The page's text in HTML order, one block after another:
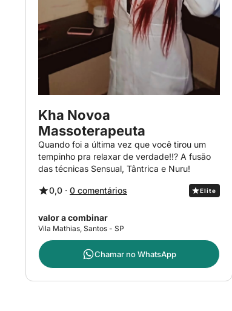
Kha Novoa
Massoterapeuta
Quando foi a última vez que você tirou um
tempinho pra relaxar de verdade!!? A fusão
das técnicas Sensual, Tântrica e Nuru!
0,0 · 0 comentários Elite
valor a combinar
Vila Mathias, Santos - SP
Chamar noWhatsApp